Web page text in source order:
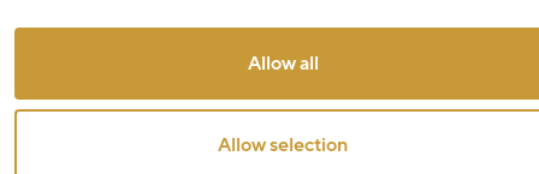
Allow all
Allow selection